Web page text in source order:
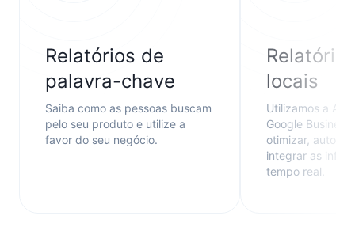
Relatórios de
palavra-chave
Saiba como as pessoas buscam
pelo seu produto e utilize a
favor do seu negócio.
locais
Utilizamos a API
Google
otimizar,
integrar as
tempo real.